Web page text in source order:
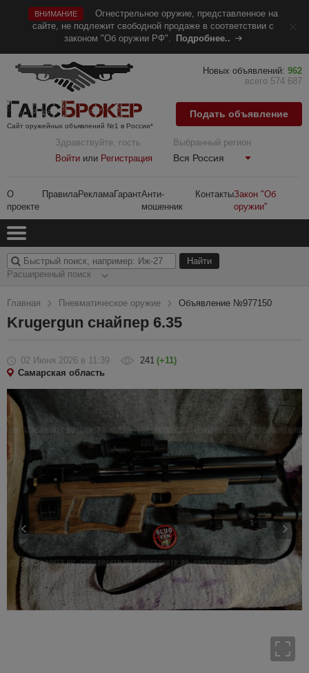
ВНИМАНИЕ
Огнестрельное оружие, представленное на
сайте, не подлежит свободной продаже в соответствии с
законом "Об оружии РФ".
Подробнее..
Сайт оружейных объявлений №1 в России*
Здравствуйте, гость
Войти или Регистрация
Выбранный регион
Вся Россия
О
проекте
ПравилаРекламаГарантАнти-
мошенник
КонтактыЗакон "Об
оружии"
Новых объявлений: 962
всего 574 687
Подать объявление
Расширенный поиск
Главная Пневматическое оружие Объявление №977150
Krugergun снайпер 6.35
02 Июня 2026 в 11:39 241 (+11)
Самарская область